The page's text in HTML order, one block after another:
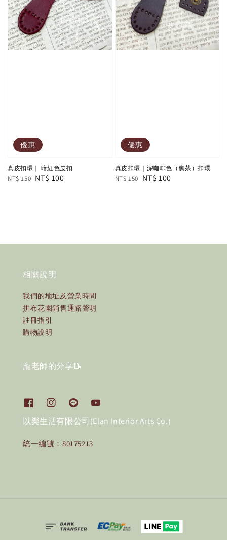
優惠
真皮扣環｜ 暗紅色皮扣
Regular
NT$ 150 Sale
NT$ 100
優惠
真皮扣環｜深咖啡色（焦茶）扣環
Regular
NT$ 150 Sale
NT$ 100
相關說明
我們的地址及營業時間
拼布花園銷售通路聲明
註冊指引
購物說明
龐老師的分享📝
以樂生活有限公司(Elan Interior Arts Co.)
統一編號：80175213